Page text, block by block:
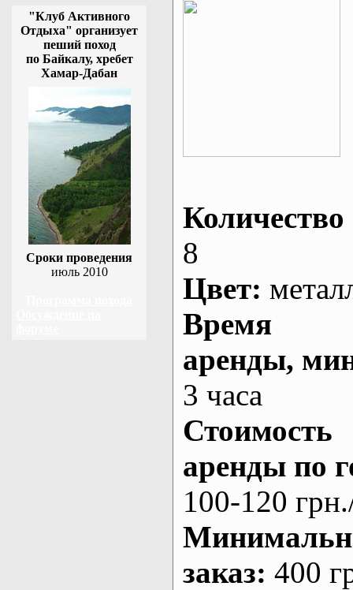
"Клуб Активного
Отдыха" организует
пеший поход
по Байкалу, хребет
Хамар-Дабан
Сроки проведения
июль 2010
Количество
8
Цвет:
Время
аренды,
3 часа
Стоимость
аренды по
100-120
заказ: 400